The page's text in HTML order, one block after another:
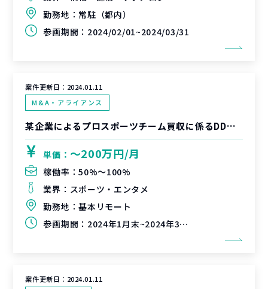
勤務地： 常駐（都内）
参画期間： 2024/02/01~2024/03/31
案件更新日： 2024.01.11
M&A・アライアンス
某企業によるプロスポーツチーム買収に係るDD支援
単価： 〜200万円/月
稼働率：50%〜100%
業界： スポーツ・エンタメ
勤務地：基本リモート
参画期間： 2024年1月末~2024年3月末
案件更新日： 2024.01.11